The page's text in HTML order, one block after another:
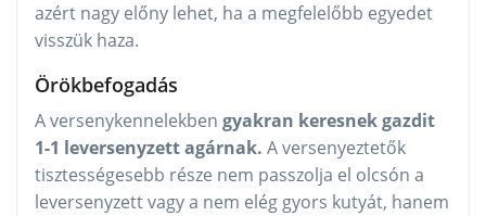
azért nagy előny lehet, ha a megfelelőbb egyedet
visszük haza.
Örökbefogadás
A versenykennelekben gyakran keresnek gazdit
1-1 leversenyzett agárnak. A versenyeztetők
tisztességesebb része nem passzolja el olcsón a
leversenyzett vagy a nem elég gyors kutyát, hanem